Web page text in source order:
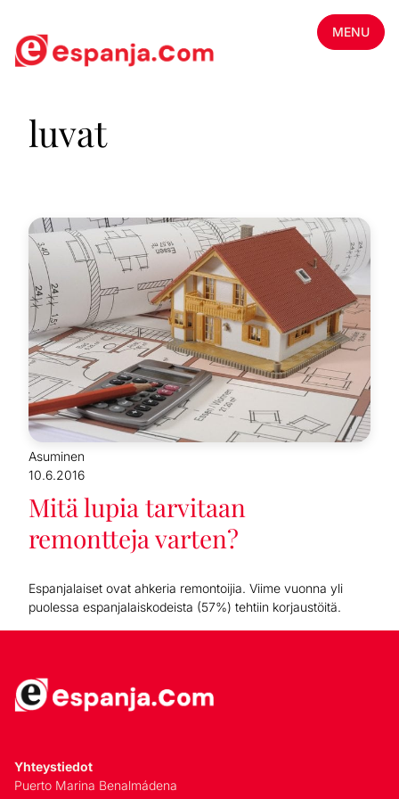
MENU
luvat
Asuminen
10.6.2016
Mitä lupia tarvitaan
remontteja varten?
Espanjalaiset ovat ahkeria remontoijia. Viime vuonna yli
puolessa espanjalaiskodeista (57%) tehtiin korjaustöitä.
Yhteystiedot
Puerto Marina Benalmádena